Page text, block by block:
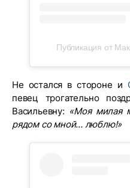
Публикация от
Не остался в стороне и
певец трогательно
Васильевну: «Моя милая
рядом со мной... люблю!»